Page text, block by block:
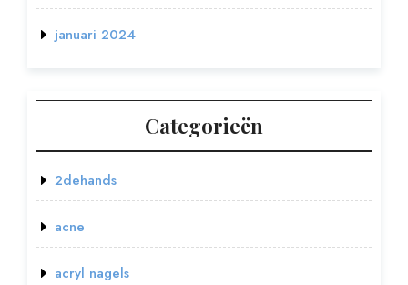
januari 2024
Categorieën
2dehands
acne
acryl nagels